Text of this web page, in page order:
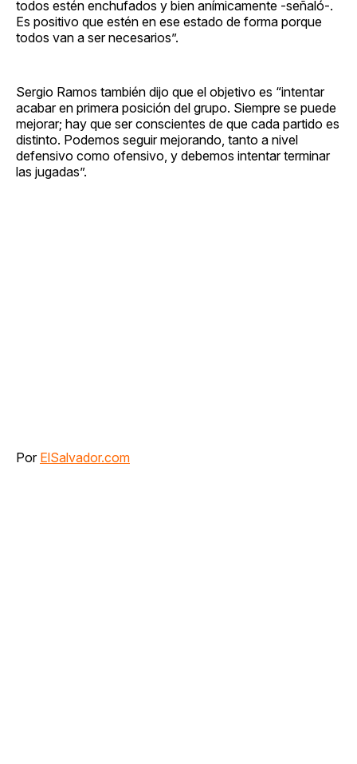
todos estén enchufados y bien anímicamente -señaló-.
Es positivo que estén en ese estado de forma porque
todos van a ser necesarios”.
Sergio Ramos también dijo que el objetivo es “intentar
acabar en primera posición del grupo. Siempre se puede
mejorar; hay que ser conscientes de que cada partido es
distinto. Podemos seguir mejorando, tanto a nivel
defensivo como ofensivo, y debemos intentar terminar
las jugadas”.
Por ElSalvador.com